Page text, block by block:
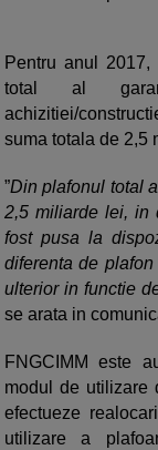
Pentru anul
total al
achizitiei/
suma totala de 2,5
”Din plafonul total
2,5 miliarde lei, in
fost pusa la
diferenta de
ulterior in functie
se arata in
FNGCIMM este
modul de utilizare
efectueze
utilizare a